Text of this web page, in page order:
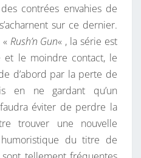
contrées envahies de
sur ce dernier.
Rush’n Gun« , la série est
et le moindre contact, le
d’abord par la perte de
en ne gardant qu’un
éviter de perdre la
trouver une nouvelle
du titre de